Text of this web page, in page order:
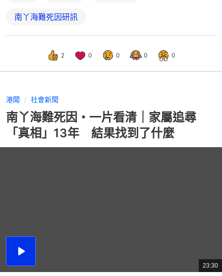
南丫海難死因研訊
2 0 0 0 0
港聞 社會新聞
南丫海難死因・一片看清｜家屬追尋
「真相」13年 結果找到了什麼
播
總
共
23:30